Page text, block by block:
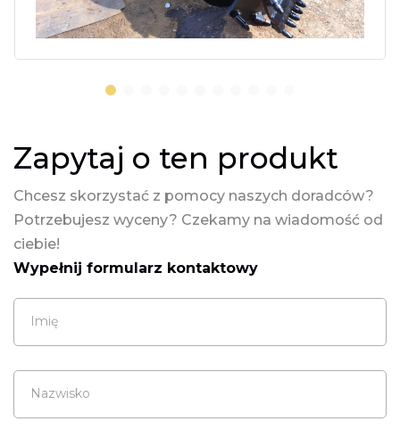
Zapytaj o ten produkt
Chcesz skorzystać z pomocy naszych doradców?
Potrzebujesz wyceny? Czekamy na wiadomość od
ciebie!
Wypełnij formularz kontaktowy
Imię
Nazwisko